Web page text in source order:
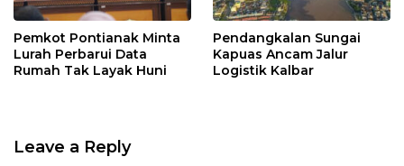
Pemkot Pontianak Minta
Lurah Perbarui Data
Rumah Tak Layak Huni
Pendangkalan Sungai
Kapuas Ancam Jalur
Logistik Kalbar
Leave a Reply